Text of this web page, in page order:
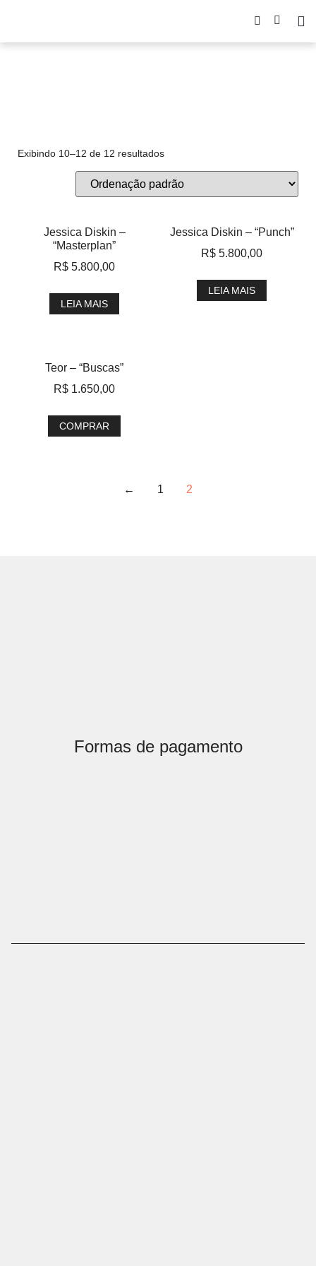
Exibindo 10–12 de 12 resultados
Jessica Diskin –
“Masterplan”
R$ 5.800,00
LEIA MAIS
Jessica Diskin – “Punch”
R$ 5.800,00
LEIA MAIS
Teor – “Buscas”
R$ 1.650,00
COMPRAR
← 1 2
Formas de pagamento